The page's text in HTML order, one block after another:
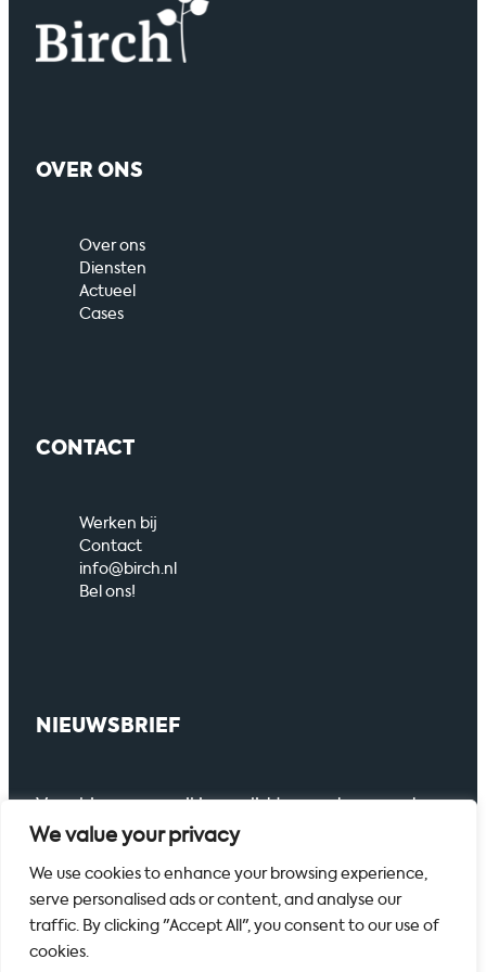
We value your privacy
We use cookies to enhance your browsing experience,
serve personalised ads or content, and analyse our
traffic. By clicking "Accept All", you consent to our use of
cookies.
OVER ONS
Over ons
Diensten
Actueel
Cases
CONTACT
Werken bij
Contact
info@birch.nl
Bel ons!
NIEUWSBRIEF
Voer hier uw email in om lid te worden van de
nieuwsbrief.